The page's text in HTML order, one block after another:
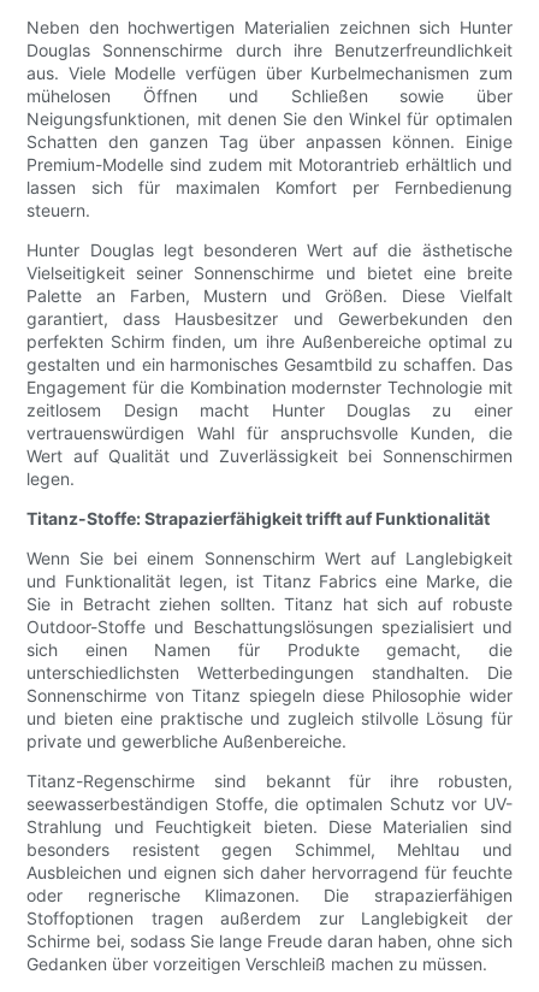
Neben den hochwertigen Materialien zeichnen sich Hunter
Douglas Sonnenschirme durch ihre Benutzerfreundlichkeit
aus. Viele Modelle verfügen über Kurbelmechanismen zum
mühelosen Öffnen und Schließen sowie über
Neigungsfunktionen, mit denen Sie den Winkel für optimalen
Schatten den ganzen Tag über anpassen können. Einige
Premium-Modelle sind zudem mit Motorantrieb erhältlich und
lassen sich für maximalen Komfort per Fernbedienung
steuern.
Hunter Douglas legt besonderen Wert auf die ästhetische
Vielseitigkeit seiner Sonnenschirme und bietet eine breite
Palette an Farben, Mustern und Größen. Diese Vielfalt
garantiert, dass Hausbesitzer und Gewerbekunden den
perfekten Schirm finden, um ihre Außenbereiche optimal zu
gestalten und ein harmonisches Gesamtbild zu schaffen. Das
Engagement für die Kombination modernster Technologie mit
zeitlosem Design macht Hunter Douglas zu einer
vertrauenswürdigen Wahl für anspruchsvolle Kunden, die
Wert auf Qualität und Zuverlässigkeit bei Sonnenschirmen
legen.
Titanz-Stoffe: Strapazierfähigkeit trifft auf Funktionalität
Wenn Sie bei einem Sonnenschirm Wert auf Langlebigkeit
und Funktionalität legen, ist Titanz Fabrics eine Marke, die
Sie in Betracht ziehen sollten. Titanz hat sich auf robuste
Outdoor-Stoffe und Beschattungslösungen spezialisiert und
sich einen Namen für Produkte gemacht, die
unterschiedlichsten Wetterbedingungen standhalten. Die
Sonnenschirme von Titanz spiegeln diese Philosophie wider
und bieten eine praktische und zugleich stilvolle Lösung für
private und gewerbliche Außenbereiche.
Titanz-Regenschirme sind bekannt für ihre robusten,
seewasserbeständigen Stoffe, die optimalen Schutz vor UV-
Strahlung und Feuchtigkeit bieten. Diese Materialien sind
besonders resistent gegen Schimmel, Mehltau und
Ausbleichen und eignen sich daher hervorragend für feuchte
oder regnerische Klimazonen. Die strapazierfähigen
Stoffoptionen tragen außerdem zur Langlebigkeit der
Schirme bei, sodass Sie lange Freude daran haben, ohne sich
Gedanken über vorzeitigen Verschleiß machen zu müssen.